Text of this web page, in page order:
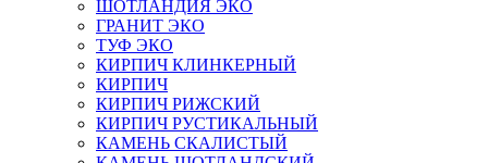
ШОТЛАНДИЯ ЭКО
ГРАНИТ ЭКО
ТУФ ЭКО
КИРПИЧ КЛИНКЕРНЫЙ
КИРПИЧ
КИРПИЧ РИЖСКИЙ
КИРПИЧ РУСТИКАЛЬНЫЙ
КАМЕНЬ СКАЛИСТЫЙ